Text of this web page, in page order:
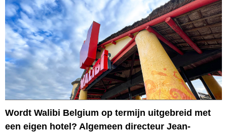
Wordt Walibi Belgium op termijn uitgebreid met
een eigen hotel? Algemeen directeur Jean-